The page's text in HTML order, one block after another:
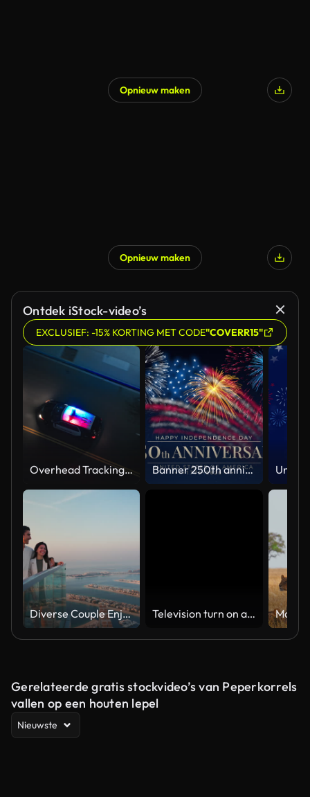
Opnieuw maken
Opnieuw maken
Ontdek iStock-video’s
EXCLUSIEF: -15% KORTING MET CODE"COVERR15"
Overhead Tracking Drone Shot of a Police Car Driving on a City Street with Lights On at Night Banner 250th anniversary of the USA. 250 years of independence. 4th of july 2026 usa independence day, video greeting card. US flag fireworks on blue sky background. Fourth of july. 4k seamless loop
Diverse Couple Enjoying Sunset Views from High Rise Sky Deck Overlooking Palm Jumeirah Television turn on and off. Switch on tv effect, switch off tv effect. Turn on Lcd TV effect, turn off TV effect . Led Tv on and off on black background
Gerelateerde gratis stockvideo’s van Peperkorrels
vallen op een houten lepel
Nieuwste